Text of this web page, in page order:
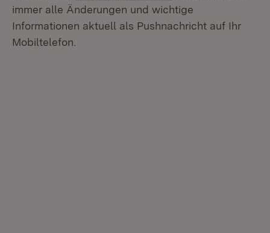
immer alle Änderungen und wichtige
Informationen aktuell als Pushnachricht auf Ihr
Mobiltelefon.